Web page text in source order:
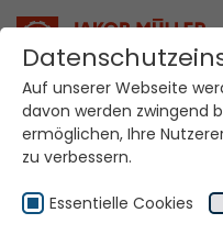
Ihre
Home
Auf unserer Webseite
davon werden zwingend
ermöglichen, Ihre
zu verbessern.
Essentielle Cookies